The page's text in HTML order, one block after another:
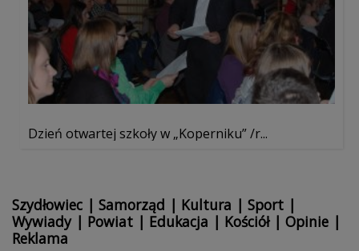
Dzień otwartej szkoły w „Koperniku” /r...
Szydłowiec | Samorząd | Kultura | Sport |
Wywiady| Powiat | Edukacja | Kościół| Opinie |
Reklama